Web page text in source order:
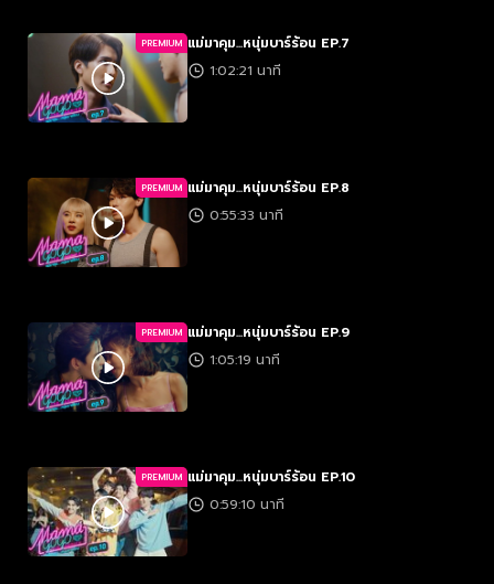
PREMIUM แม่มาคุม...หนุ่มบาร์ร้อน EP.7
1:02:21 นาที
PREMIUM แม่มาคุม...หนุ่มบาร์ร้อน EP.8
0:55:33 นาที
PREMIUM แม่มาคุม...หนุ่มบาร์ร้อน EP.9
1:05:19 นาที
PREMIUM แม่มาคุม...หนุ่มบาร์ร้อน EP.10
0:59:10 นาที